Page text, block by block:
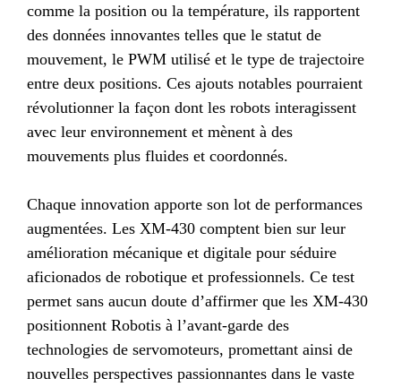
comme la position ou la température, ils rapportent
des données innovantes telles que le statut de
mouvement, le PWM utilisé et le type de trajectoire
entre deux positions. Ces ajouts notables pourraient
révolutionner la façon dont les robots interagissent
avec leur environnement et mènent à des
mouvements plus fluides et coordonnés.
Chaque innovation apporte son lot de performances
augmentées. Les XM-430 comptent bien sur leur
amélioration mécanique et digitale pour séduire
aficionados de robotique et professionnels. Ce test
permet sans aucun doute d’affirmer que les XM-430
positionnent Robotis à l’avant-garde des
technologies de servomoteurs, promettant ainsi de
nouvelles perspectives passionnantes dans le vaste